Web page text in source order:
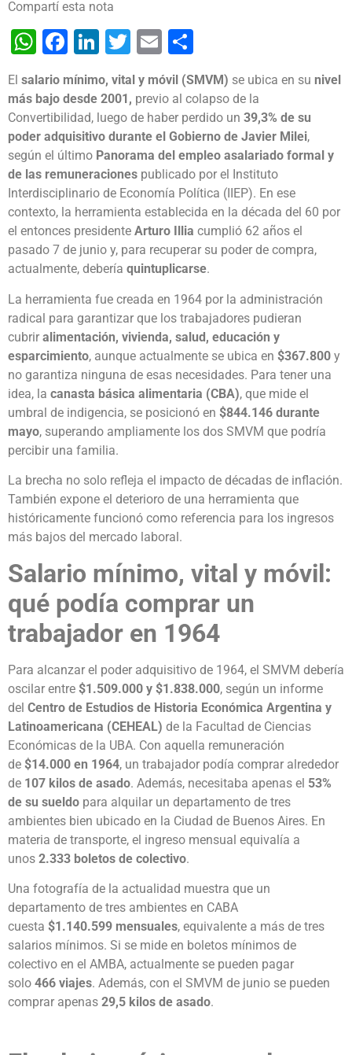
Compartí esta nota
WhatsApp
Facebook
LinkedIn
TwitterEmail
El salario mínimo, vital y móvil (SMVM) se ubica en su nivel
más bajo desde 2001, previo al colapso de la
Convertibilidad, luego de haber perdido un 39,3% de su
poder adquisitivo durante el Gobierno de Javier Milei,
según el último Panorama del empleo asalariado formal y
de las remuneraciones publicado por el Instituto
Interdisciplinario de Economía Política (IIEP). En ese
contexto, la herramienta establecida en la década del 60 por
el entonces presidente Arturo Illia cumplió 62 años el
pasado 7 de junio y, para recuperar su poder de compra,
actualmente, debería quintuplicarse.
La herramienta fue creada en 1964 por la administración
radical para garantizar que los trabajadores pudieran
cubrir alimentación, vivienda, salud, educación y
esparcimiento, aunque actualmente se ubica en $367.800 y
no garantiza ninguna de esas necesidades. Para tener una
idea, la canasta básica alimentaria (CBA), que mide el
umbral de indigencia, se posicionó en $844.146 durante
mayo, superando ampliamente los dos SMVM que podría
percibir una familia.
La brecha no solo refleja el impacto de décadas de inflación.
También expone el deterioro de una herramienta que
históricamente funcionó como referencia para los ingresos
más bajos del mercado laboral.
Salario mínimo, vital y móvil:
qué podía comprar un
trabajador en 1964
Para alcanzar el poder adquisitivo de 1964, el SMVM debería
oscilar entre $1.509.000 y $1.838.000, según un informe
del Centro de Estudios de Historia Económica Argentina y
Latinoamericana (CEHEAL) de la Facultad de Ciencias
Económicas de la UBA. Con aquella remuneración
de $14.000 en 1964, un trabajador podía comprar alrededor
de 107 kilos de asado. Además, necesitaba apenas el 53%
de su sueldo para alquilar un departamento de tres
ambientes bien ubicado en la Ciudad de Buenos Aires. En
materia de transporte, el ingreso mensual equivalía a
unos 2.333 boletos de colectivo.
Una fotografía de la actualidad muestra que un
departamento de tres ambientes en CABA
cuesta $1.140.599 mensuales, equivalente a más de tres
salarios mínimos. Si se mide en boletos mínimos de
colectivo en el AMBA, actualmente se pueden pagar
solo 466 viajes. Además, con el SMVM de junio se pueden
comprar apenas 29,5 kilos de asado.